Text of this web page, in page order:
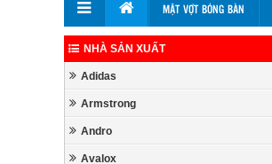
MẶT VỢT BÓNG BÀN
NHÀ SẢN XUẤT
Adidas
Armstrong
Andro
Avalox